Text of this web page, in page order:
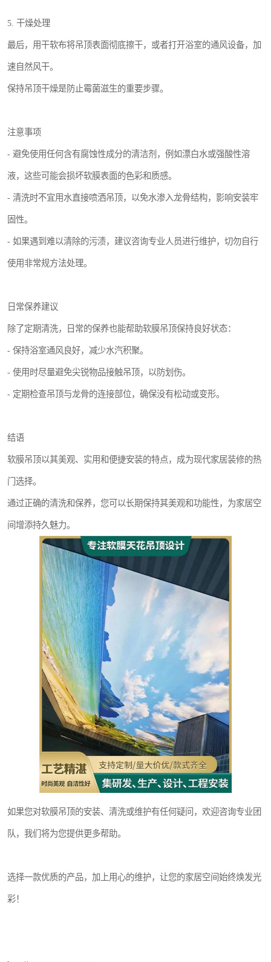
5. 干燥处理
最后，用干软布将吊顶表面彻底擦干，或者打开浴室的通风设备，加
速自然风干。
保持吊顶干燥是防止霉菌滋生的重要步骤。
注意事项
- 避免使用任何含有腐蚀性成分的清洁剂，例如漂白水或强酸性溶
液，这些可能会损坏软膜表面的色彩和质感。
- 清洗时不宜用水直接喷洒吊顶，以免水渗入龙骨结构，影响安装牢
固性。
- 如果遇到难以清除的污渍，建议咨询专业人员进行维护，切勿自行
使用非常规方法处理。
日常保养建议
除了定期清洗，日常的保养也能帮助软膜吊顶保持良好状态：
- 保持浴室通风良好，减少水汽积聚。
- 使用时尽量避免尖锐物品接触吊顶，以防划伤。
- 定期检查吊顶与龙骨的连接部位，确保没有松动或变形。
结语
软膜吊顶以其美观、实用和便捷安装的特点，成为现代家居装修的热
门选择。
通过正确的清洗和保养，您可以长期保持其美观和功能性，为家居空
间增添持久魅力。
如果您对软膜吊顶的安装、清洗或维护有任何疑问，欢迎咨询专业团
队，我们将为您提供更多帮助。
选择一款优质的产品，加上用心的维护，让您的家居空间始终焕发光
彩！